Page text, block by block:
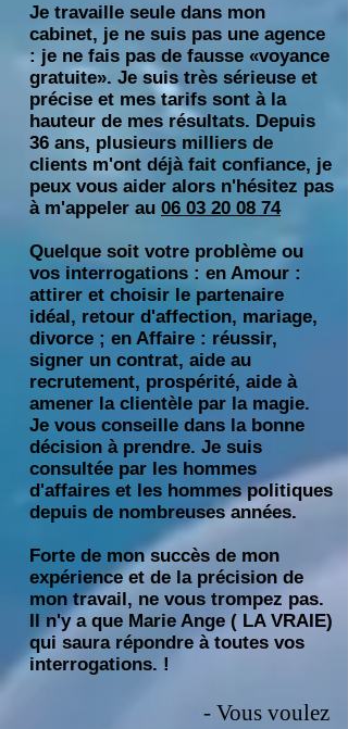
Je travaille seule dans mon
cabinet, je ne suis pas une agence
: je ne fais pas de fausse «voyance
gratuite». Je suis très sérieuse et
précise et mes tarifs sont à la
hauteur de mes résultats. Depuis
36 ans, plusieurs milliers de
clients m'ont déjà fait confiance, je
peux vous aider alors n'hésitez pas
à m'appeler au 06 03 20 08 74
Quelque soit votre problème ou
vos interrogations : en Amour :
attirer et choisir le partenaire
idéal, retour d'affection, mariage,
divorce ; en Affaire : réussir,
signer un contrat, aide au
recrutement, prospérité, aide à
amener la clientèle par la magie.
Je vous conseille dans la bonne
décision à prendre. Je suis
consultée par les hommes
d'affaires et les hommes politiques
depuis de nombreuses années.
Forte de mon succès de mon
expérience et de la précision de
mon travail, ne vous trompez pas.
Il n'y a que Marie Ange ( LA VRAIE)
qui saura répondre à toutes vos
interrogations. !
- Vous voulez